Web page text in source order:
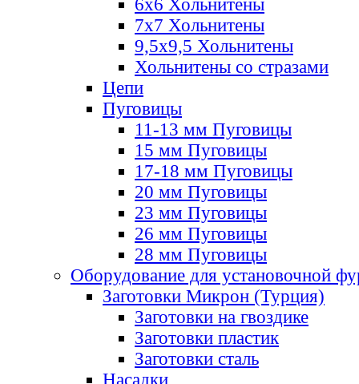
6х6 Хольнитены
7х7 Хольнитены
9,5х9,5 Хольнитены
Хольнитены со стразами
Цепи
Пуговицы
11-13 мм Пуговицы
15 мм Пуговицы
17-18 мм Пуговицы
20 мм Пуговицы
23 мм Пуговицы
26 мм Пуговицы
28 мм Пуговицы
Оборудование для установочной
Заготовки Микрон (Турция)
Заготовки на гвоздике
Заготовки пластик
Заготовки сталь
Насадки